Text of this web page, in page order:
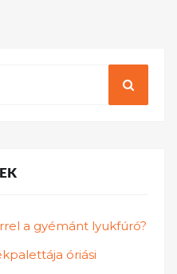
a gyémánt lyukfúró?
óriási